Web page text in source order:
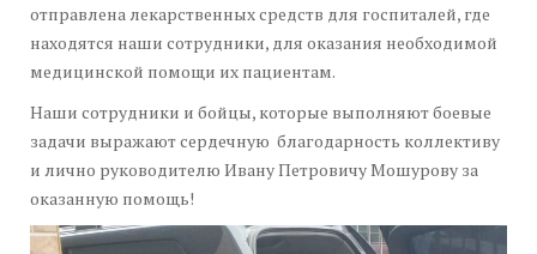
отправлена лекарственных средств для госпиталей, где
находятся наши сотрудники, для оказания необходимой
медицинской помощи их пациентам.
Наши сотрудники и бойцы, которые выполняют боевые
задачи выражают сердечную благодарность коллективу
и лично руководителю Ивану Петровичу Мошурову за
оказанную помощь!